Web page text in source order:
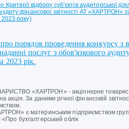
Критерії відбору суб’єктів аудиторської
фінансової звітності АТ
2023 року)
порядок проведення конкурсу з
послуг з обов'язкового
рік.
«ХАРТРОН» - акціонерне
акція. За даними річної фінансовій
є материнським підприємством
бухгалтерський облік